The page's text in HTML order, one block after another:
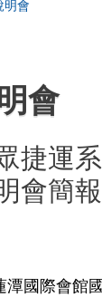
明會
會
捷運
會簡報
潭國際會館